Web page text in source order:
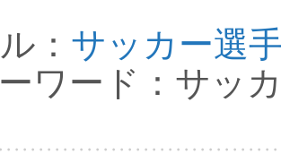
： サッカー選
ワード：サッ